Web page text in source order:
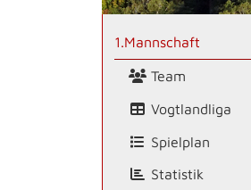
1.Mannschaft
Team
Vogtlandliga
Spielplan
Statistik